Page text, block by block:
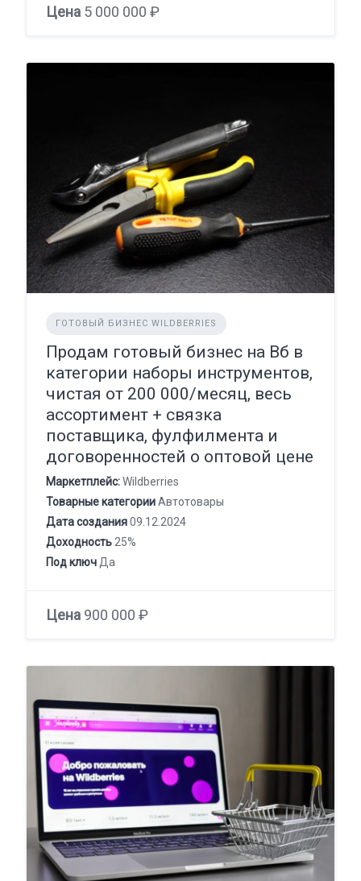
Цена 5 000 000 ₽
ГОТОВЫЙ БИЗНЕС WILDBERRIES
Продам готовый бизнес на Вб в
категории наборы инструментов,
чистая от 200 000/месяц, весь
ассортимент + связка
поставщика, фулфилмента и
договоренностей о оптовой цене
Маркетплейс:Wildberries
Товарные категорииАвтотовары
Дата создания09.12.2024
Доходность 25%
Под ключ Да
Цена 900 000 ₽